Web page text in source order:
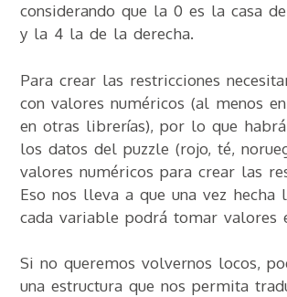
considerando que la 0 es la casa
y la 4 la de la derecha.
Para crear las restricciones
con valores numéricos (al menos
en otras librerías), por lo que
los datos del puzzle (rojo, té,
valores numéricos para crear las
Eso nos lleva a que una vez hecha
cada variable podrá tomar valores
Si no queremos volvernos locos,
una estructura que nos permita